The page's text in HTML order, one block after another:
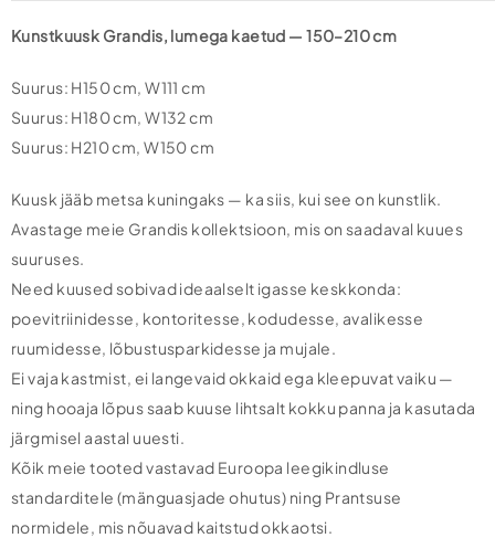
Kunstkuusk Grandis, lumega kaetud — 150–210 cm
Suurus: H150 cm, W111 cm
Suurus: H180 cm, W132 cm
Suurus: H210 cm, W150 cm
Kuusk jääb metsa kuningaks — ka siis, kui see on kunstlik.
Avastage meie Grandis kollektsioon, mis on saadaval kuues
suuruses.
Need kuused sobivad ideaalselt igasse keskkonda:
poevitriinidesse, kontoritesse, kodudesse, avalikesse
ruumidesse, lõbustusparkidesse ja mujale.
Ei vaja kastmist, ei langevaid okkaid ega kleepuvat vaiku —
ning hooaja lõpus saab kuuse lihtsalt kokku panna ja kasutada
järgmisel aastal uuesti.
Kõik meie tooted vastavad Euroopa leegikindluse
standarditele (mänguasjade ohutus) ning Prantsuse
normidele, mis nõuavad kaitstud okkaotsi.